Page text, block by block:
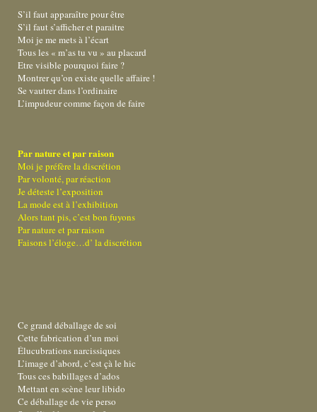
S’il faut apparaître pour être
S’il faut s’afficher et paraitre
Moi je me mets à l’écart
Tous les « m’as tu vu » au placard
Etre visible pourquoi faire ?
Montrer qu’on existe quelle affaire !
Se vautrer dans l’ordinaire
L’impudeur comme façon de faire
Par nature et par raison
Moi je préfère la discrétion
Par volonté, par réaction
Je déteste l’exposition
La mode est à l’exhibition
Alors tant pis, c’est bon fuyons
Par nature et par raison
Faisons l’éloge…d’ la discrétion
Ce grand déballage de soi
Cette fabrication d’un moi
Élucubrations narcissiques
L’image d’abord, c’est çà le hic
Tous ces babillages d’ados
Mettant en scène leur libido
Ce déballage de vie perso